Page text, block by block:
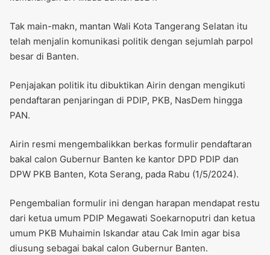
Tak main-makn, mantan Wali Kota Tangerang Selatan itu
telah menjalin komunikasi politik dengan sejumlah parpol
besar di Banten.
Penjajakan politik itu dibuktikan Airin dengan mengikuti
pendaftaran penjaringan di PDIP, PKB, NasDem hingga
PAN.
Airin resmi mengembalikkan berkas formulir pendaftaran
bakal calon Gubernur Banten ke kantor DPD PDIP dan
DPW PKB Banten, Kota Serang, pada Rabu (1/5/2024).
Pengembalian formulir ini dengan harapan mendapat restu
dari ketua umum PDIP Megawati Soekarnoputri dan ketua
umum PKB Muhaimin Iskandar atau Cak Imin agar bisa
diusung sebagai bakal calon Gubernur Banten.